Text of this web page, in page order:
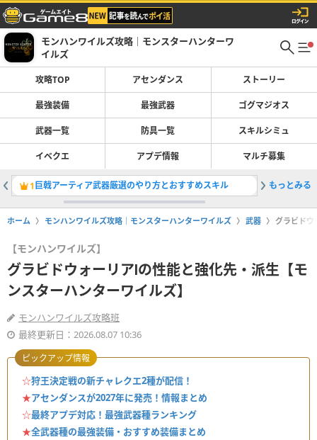
モンハンワイルズ攻略｜モンスターハンターワ
イルズ
攻略TOP アセンダンス ストーリー
最強装備 最強武器 ゴグマジオス
武器一覧 防具一覧 スキルシミュ
イベクエ アプデ情報 マルチ募集
1巨戟アーティア武器厳選のやり方とおすすめスキル 2最強装
もっとみる
ホーム モンハンワイルズ攻略｜モンスターハンターワイルズ 武器 グラビドウ
【モンハンワイルズ】
グラビドウォーリアⅠの性能と強化先・派生【モ
ンスターハンターワイルズ】
モンハンワイルズ攻略班
最終更新日：2026.08.07 10:36
☆狩王決定戦の新チャレクエ2種が配信！
★アセンダンスが2027年に発売！情報まとめ
☆最終アプデ対応！最強武器種ランキング
★全武器種の最強装備・おすすめ装備まとめ
ピックアップ情報